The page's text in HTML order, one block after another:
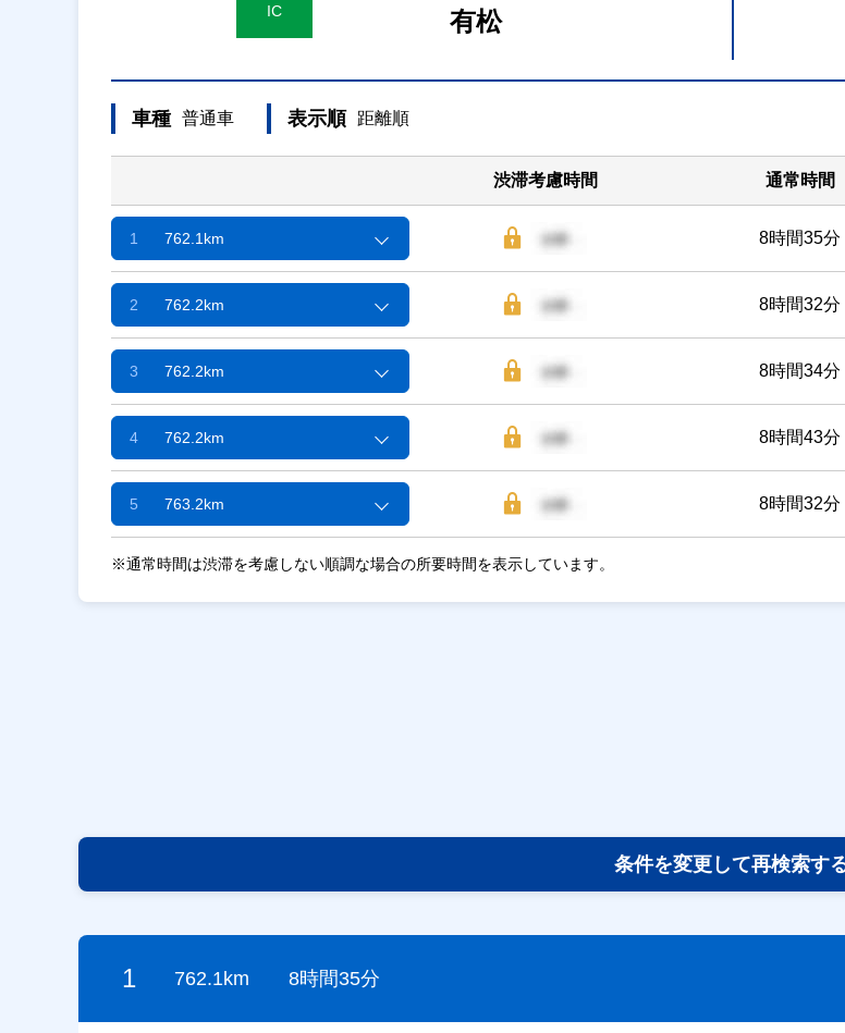
IC
有松
車種 普通車 表示順 距離順
渋滞考慮時間 通常時間
1 762.1km 8時間35分
2 762.2km 8時間32分
3 762.2km 8時間34分
4 762.2km 8時間43分
5 763.2km 8時間32分
※通常時間は渋滞を考慮しない順調な場合の所要時間を表示しています。
条件を変更して再検索す
1 762.1km 8時間35分